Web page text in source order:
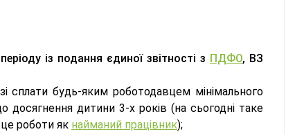
із подання єдиної звітності з ПДФО, ВЗ
сплати будь-яким роботодавцем мінімального
досягнення дитини 3-х років (на сьогодні таке
роботи як найманий працівник);